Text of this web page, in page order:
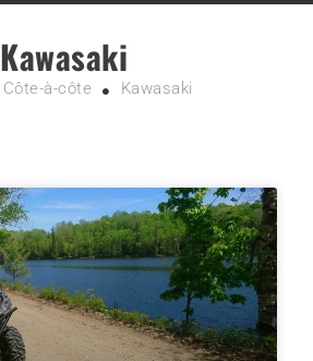
Kawasaki
Côte-à-côte Kawasaki